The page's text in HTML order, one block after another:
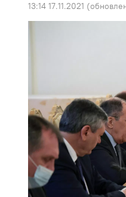
13:14 17.11.2021